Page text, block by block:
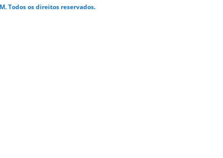
Todos os direitos reservados.